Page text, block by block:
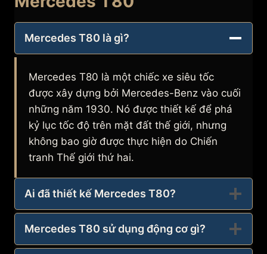
Mercedes T80 là gì?
Mercedes T80 là một chiếc xe siêu tốc
được xây dựng bởi Mercedes-Benz vào cuối
những năm 1930. Nó được thiết kế để phá
kỷ lục tốc độ trên mặt đất thế giới, nhưng
không bao giờ được thực hiện do Chiến
tranh Thế giới thứ hai.
Ai đã thiết kế Mercedes T80?
Mercedes T80 sử dụng động cơ gì?